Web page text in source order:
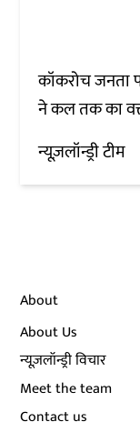
कॉकरोच जनता
ने कल तक का
न्यूज़लॉन्ड्री टीम
About
About Us
न्यूज़लॉन्ड्री विचार
Meet the team
Contact us